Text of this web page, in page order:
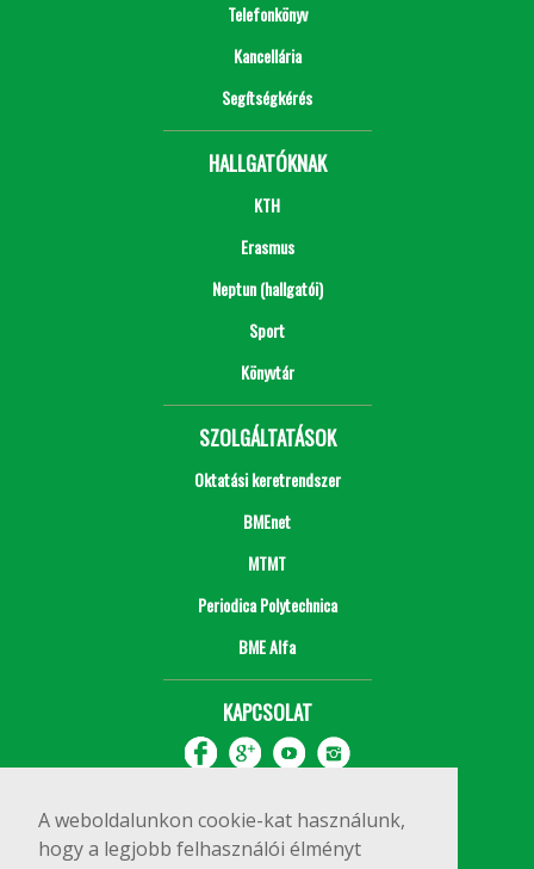
A weboldalunkon cookie-kat használunk,
hogy a legjobb felhasználói élményt
Telefonkönyv
Kancellária
Segítségkérés
HALLGATÓKNAK
KTH
Erasmus
Neptun (hallgatói)
Sport
Könyvtár
SZOLGÁLTATÁSOK
Oktatási keretrendszer
BMEnet
MTMT
Periodica Polytechnica
BME Alfa
KAPCSOLAT